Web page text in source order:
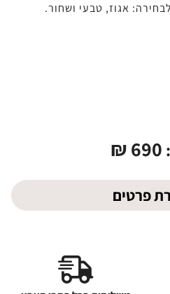
אגוז, טבעי ושחור.
690
₪
פרטים